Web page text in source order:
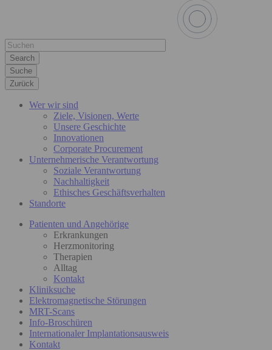
Suche
Zurück
Wer wir sind
Ziele, Visionen, Werte
Unsere Geschichte
Innovationen
Corporate Procurement
Unternehmerische Verantwortung
Soziale Verantwortung
Nachhaltigkeit
Ethisches Geschäftsverhalten
Standorte
Patienten und Angehörige
Erkrankungen
Herzmonitoring
Therapien
Alltag
Kontakt
Kliniksuche
Elektromagnetische Störungen
MRT-Scans
Info-Broschüren
Internationaler Implantationsausweis
Kontakt